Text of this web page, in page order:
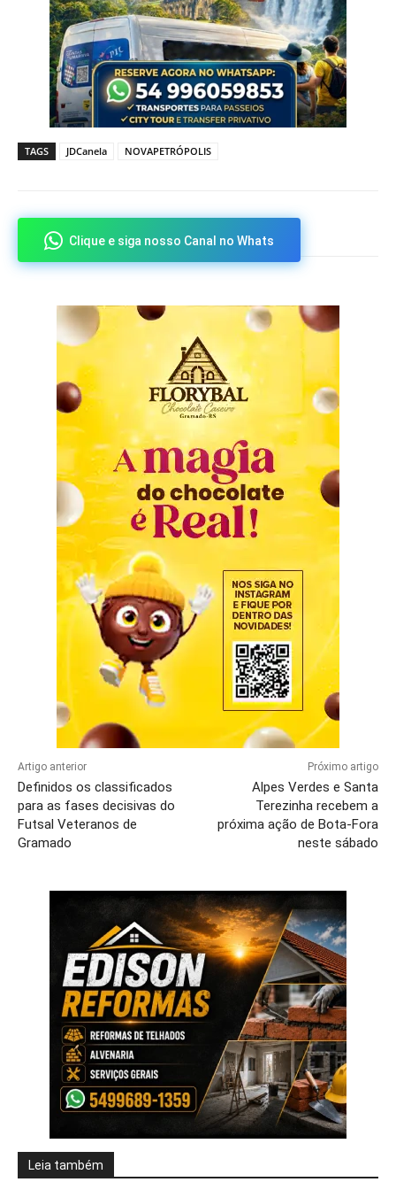
TAGS JDCanela NOVAPETRÓPOLIS
Clique e siga nosso Canal no Whats
Artigo anterior
Definidos os classificados
para as fases decisivas do
Futsal Veteranos de
Gramado
Próximo artigo
Alpes Verdes e Santa
Terezinha recebem a
próxima ação de Bota-Fora
neste sábado
Leia também